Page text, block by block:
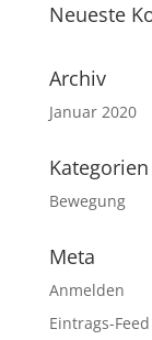
Neueste
Archiv
Januar 2020
Kategorien
Bewegung
Meta
Anmelden
Eintrags-Feed